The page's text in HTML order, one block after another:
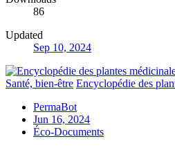
86
Updated
Sep 10, 2024
Santé, bien-être Encyclopédie des
PermaBot
Jun 16, 2024
Éco-Documents